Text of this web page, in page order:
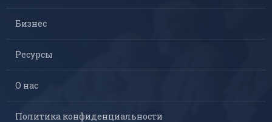
Бизнес
Ресурсы
О нас
Политика конфиденциальности